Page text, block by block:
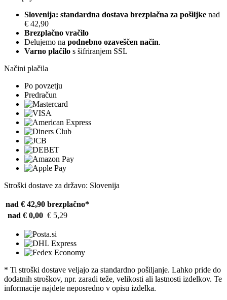
Slovenija: standardna dostava brezplačna za pošiljke nad
€ 42,90
Brezplačno vračilo
Delujemo na podnebno ozaveščen način.
Varno plačilo s šifriranjem SSL
Načini plačila
Po povzetju
Predračun
Stroški dostave za državo: Slovenija
nad € 42,90 brezplačno*
nad € 0,00 € 5,29
* Ti stroški dostave veljajo za standardno pošiljanje. Lahko pride do
dodatnih stroškov, npr. zaradi teže, velikosti ali lastnosti izdelkov. Te
informacije najdete neposredno v opisu izdelka.